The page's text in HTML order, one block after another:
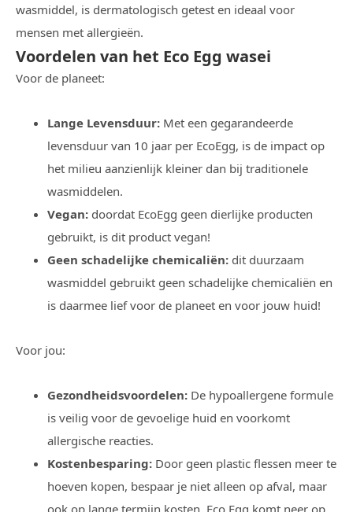
wasmiddel, is dermatologisch getest en ideaal voor
mensen met allergieën.
Voordelen van het Eco Egg wasei
Voor de planeet:
Lange Levensduur: Met een gegarandeerde
levensduur van 10 jaar per EcoEgg, is de impact op
het milieu aanzienlijk kleiner dan bij traditionele
wasmiddelen.
Vegan: doordat EcoEgg geen dierlijke producten
gebruikt, is dit product vegan!
Geen schadelijke chemicaliën: dit duurzaam
wasmiddel gebruikt geen schadelijke chemicaliën en
is daarmee lief voor de planeet en voor jouw huid!
Voor jou:
Gezondheidsvoordelen: De hypoallergene formule
is veilig voor de gevoelige huid en voorkomt
allergische reacties.
Kostenbesparing: Door geen plastic flessen meer te
hoeven kopen, bespaar je niet alleen op afval, maar
ook op lange termijn kosten. Eco Egg komt neer op